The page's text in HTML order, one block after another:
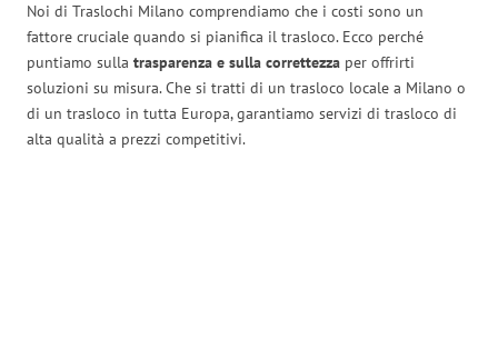
Noi di Traslochi Milano comprendiamo che i costi sono un
fattore cruciale quando si pianifica il trasloco. Ecco perché
puntiamo sulla trasparenza e sulla correttezza per offrirti
soluzioni su misura. Che si tratti di un trasloco locale a Milano o
di un trasloco in tutta Europa, garantiamo servizi di trasloco di
alta qualità a prezzi competitivi.